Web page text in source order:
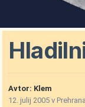
Avtor: Klem
12. julij 2005 v